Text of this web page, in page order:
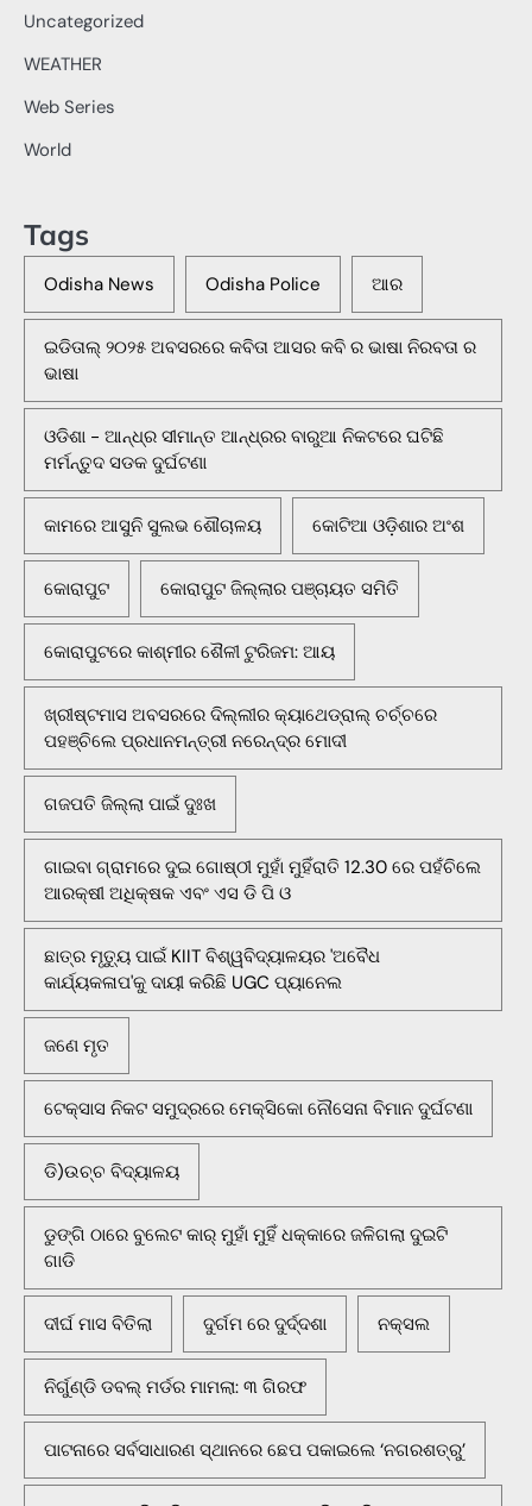
Uncategorized
WEATHER
Web Series
World
Tags
Odisha News Odisha Police ଆର
ଇଡିତାଲ୍ ୨୦୨୫ ଅବସରରେ କବିତା ଆସର କବି ର ଭାଷା ନିରବତା ର
ଭାଷା
ଓଡିଶା - ଆନ୍ଧ୍ର ସୀମାନ୍ତ ଆନ୍ଧ୍ରର ବାରୁଆ ନିକଟରେ ଘଟିଛି
ମର୍ମନ୍ତୁଦ ସଡକ ଦୁର୍ଘଟଣା
କାମରେ ଆସୁନି ସୁଲଭ ଶୌଚାଳୟ କୋଟିଆ ଓଡ଼ିଶାର ଅଂଶ
କୋରାପୁଟ କୋରାପୁଟ ଜିଲ୍ଲାର ପଞ୍ଚାୟତ ସମିତି
କୋରାପୁଟରେ କାଶ୍ମୀର ଶୈଳୀ ଟୁରିଜମ: ଆୟ
ଖ୍ରୀଷ୍ଟମାସ ଅବସରରେ ଦିଲ୍ଲୀର କ୍ୟାଥେଡ୍ରାଲ୍ ଚର୍ଚ୍ଚରେ
ପହଞ୍ଚିଲେ ପ୍ରଧାନମନ୍ତ୍ରୀ ନରେନ୍ଦ୍ର ମୋଦୀ
ଗଜପତି ଜିଲ୍ଲା ପାଇଁ ଦୁଃଖ
ଗାଇବା ଗ୍ରାମରେ ଦୁଇ ଗୋଷ୍ଠୀ ମୁହାଁ ମୁହିଁରାତି 12.30 ରେ ପହଁଚିଲେ
ଆରକ୍ଷୀ ଅଧିକ୍ଷକ ଏବଂ ଏସ ଡି ପି ଓ
ଛାତ୍ର ମୃତ୍ୟୁ ପାଇଁ KIIT ବିଶ୍ୱବିଦ୍ୟାଳୟର 'ଅବୈଧ
କାର୍ଯ୍ୟକଳାପ'କୁ ଦାୟୀ କରିଛି UGC ପ୍ୟାନେଲ
ଜଣେ ମୃତ
ଟେକ୍ସାସ ନିକଟ ସମୁଦ୍ରରେ ମେକ୍ସିକୋ ନୌସେନା ବିମାନ ଦୁର୍ଘଟଣା
ଡି)ଉଚ୍ଚ ବିଦ୍ୟାଳୟ
ଡୁଙ୍ଗି ଠାରେ ବୁଲେଟ କାର୍ ମୁହାଁ ମୁହିଁ ଧକ୍କାରେ ଜଳିଗଲା ଦୁଇଟି
ଗାଡି
ଦୀର୍ଘ ମାସ ବିତିଲା ଦୁର୍ଗମ ରେ ଦୁର୍ଦ୍ଦଶା ନକ୍ସଲ
ନିର୍ଗୁଣ୍ଡି ଡବଲ୍ ମର୍ଡର ମାମଲା: ୩ ଗିରଫ
ପାଟନାରେ ସର୍ବସାଧାରଣ ସ୍ଥାନରେ ଛେପ ପକାଇଲେ ‘ନଗରଶତ୍ରୁ’